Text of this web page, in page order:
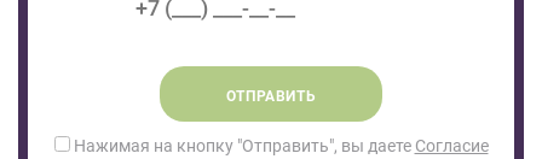
ОТПРАВИТЬ
Нажимая на кнопку "Отправить", вы даете Согласие